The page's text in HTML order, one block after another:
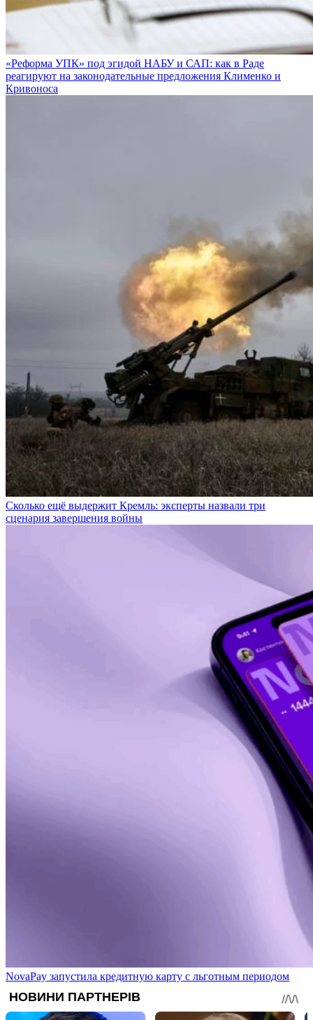
«Реформа УПК» под эгидой НАБУ и САП: как в Раде
реагируют на законодательные предложения Клименко и
Кривоноса
Сколько ещё выдержит Кремль: эксперты назвали три
сценария завершения войны
NovaPay запустила кредитную карту с льготным периодом